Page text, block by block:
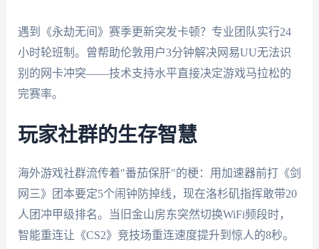
遇到《永劫无间》赛季更新突发卡顿？专业团队实行24
小时轮班制。曾帮助伦敦用户3分钟解决网易UU无法识
别的网卡冲突——技术支持水平直接决定游戏马拉松的
完赛率。
玩家社群的生存智慧
海外游戏社群流传着"番茄保肝"的梗：用加速器前打《剑
网三》团本要定5个闹钟防掉线，现在洛杉矶指挥敢带20
人团冲甲级排名。当旧金山房东突然切换WiFi频段时，
智能重连让《CS2》竞技场重连速度提升到惊人的8秒。